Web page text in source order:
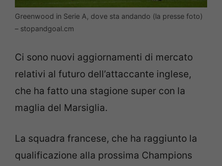
Greenwood in Serie A, dove sta andando (la presse foto)
– stopandgoal.cm
Ci sono nuovi aggiornamenti di mercato
relativi al futuro dell’attaccante inglese,
che ha fatto una stagione super con la
maglia del Marsiglia.
La squadra francese, che ha raggiunto la
qualificazione alla prossima Champions